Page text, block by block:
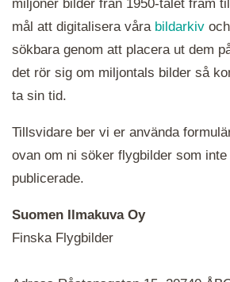
miljoner bilder från 1950-talet fram
mål att digitalisera våra bildarkiv
sökbara genom att placera ut dem
det rör sig om miljontals bilder så
ta sin tid.
Tillsvidare ber vi er använda
ovan om ni söker flygbilder som inte
publicerade.
Suomen Ilmakuva Oy
Finska Flygbilder